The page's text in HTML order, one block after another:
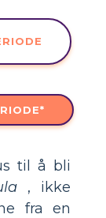
til å bli
, ikke
fra en